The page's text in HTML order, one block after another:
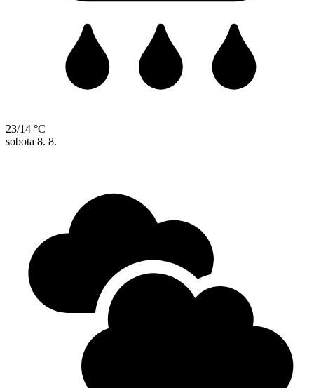
23/14 °C
sobota 8. 8.